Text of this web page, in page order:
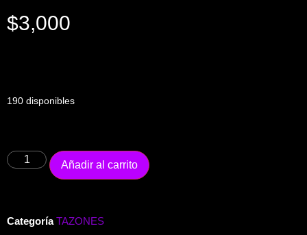
$3,000
190 disponibles
Añadir al carrito
Categoría TAZONES